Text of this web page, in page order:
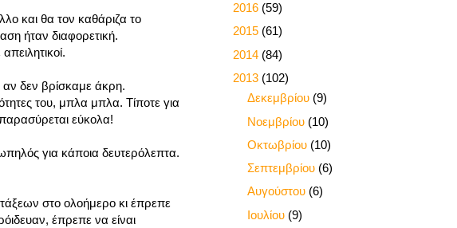
και θα τον καθάριζα το
ήταν διαφορετική.
αν δεν βρίσκαμε άκρη.
του, μπλα μπλα. Τίποτε για
εύκολα!
για κάποια δευτερόλεπτα.
στο ολοήμερο κι έπρεπε
έπρεπε να είναι
2016 (59)
2015 (61)
2014 (84)
2013 (102)
Δεκεμβρίου (9)
Νοεμβρίου (10)
Οκτωβρίου (10)
Σεπτεμβρίου (6)
Αυγούστου (6)
Ιουλίου (9)